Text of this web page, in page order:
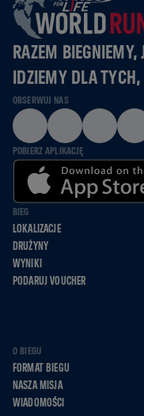
RAZEM
IDZIEMY DLA
OBSERWUJ NAS
POBIERZ APLIKACJĘ
BIEG
LOKALIZACJE
DRUŻYNY
WYNIKI
PODARUJ VOUCHER
O BIEGU
FORMAT BIEGU
NASZA MISJA
WIADOMOŚCI